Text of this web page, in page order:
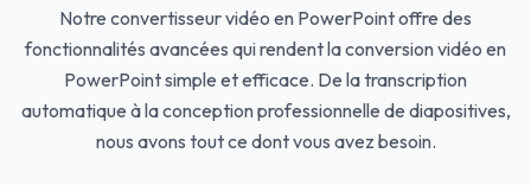
Notre convertisseur vidéo en PowerPoint offre des
fonctionnalités avancées qui rendent la conversion vidéo en
PowerPoint simple et efficace. De la transcription
automatique à la conception professionnelle de diapositives,
nous avons tout ce dont vous avez besoin.